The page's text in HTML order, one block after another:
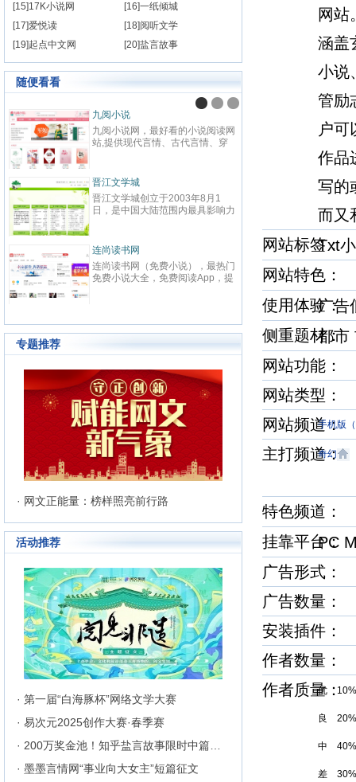
[15]17K小说网
[16]一纸倾城
[17]爱悦读
[18]阅听文学
[19]起点中文网
[20]盐言故事
随便看看
九阅小说
九阅小说网，最好看的小说阅读网
站,提供现代言情、古代言情、穿
强、免费小说等在线阅读。每日最
快更新,页面简洁,访问速度快
纵横
网站
致力
鼎、
最具
与史
化
有“
优秀
读，
编、
显著
部，
6000
创文
晋江文学城
晋江文学城创立于2003年8月1
日，是中国大陆范围内最具影响力
耽美、爱情等原创网络小说而著
名。 截止到2015年3月31日，晋
江文学城拥有在线作品177万余
部，穿越、言情、影视、都市爱
的这种不落窠臼的行事作风也在行
和两万余名签约作者在这个平台上
日更不辍，为广大网络文学爱好者
献上了一部又一部可以堪称经典的
网络文学著作。其中得以出版作品
的作者达到3000人，每天有近1万
新用户注册、750部新作品诞生，
两本新书被成功代理出版，上百部
作品签约影视，过万部作品引入手
机分销渠道，其口碑卓著的良心服
立起极高声望。 历经十二年的风
雨，晋江文学城已经从一个简单的
文学爱好者的集散地快速且稳健地
成长为行业内的翘楚，为1300万
来自不同地区和国家的注册用户突
破地区、种族、语言和国家的障碍
聚集在这里的网络文学同好们构建
起创作交流与沟通的平台。
起点
立于
创文
下。
学事
学作
大成
连尚读书网
连尚读书网（免费小说），最热门
免费小说大全，免费阅读App，提
红袖
全球
商之
拥有
统、
准
240
文、
记等
务，
有长
万部
5600
专题推荐
· 网文正能量：榜样照亮前行路
活动推荐
· 第一届“白海豚杯”网络文学大赛
· 易次元2025创作大赛·春季赛
· 墨墨言情网“事业向大女主”短篇征文
网站
涵盖
小说
管励
户
作品
写的
而
网站标签
Txt
网站特色
使用体验
广
侧重题材
都
网站功能：
网站类型：
网站频道
手机版
主打频道
奇幻
特色频道
挂靠平台
PC
广告形式：
广告数量：
安装插件：
作者数量
作者质量优 10%
良 20%
中 40%
差 30%